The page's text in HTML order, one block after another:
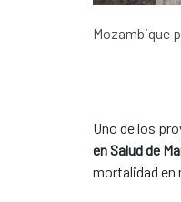
Mozambique
Uno de los
en Salud de
mortalidad en